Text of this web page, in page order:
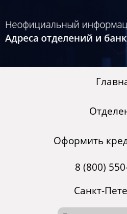
Оформить
8 (800)
Санкт-